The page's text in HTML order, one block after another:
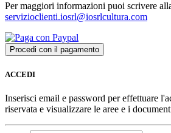
Per maggiori informazioni puoi scrivere
servizioclienti.iosrl@iosrlcultura.com
ACCEDI
Inserisci email e password per effettuare
riservata e visualizzare le aree e i